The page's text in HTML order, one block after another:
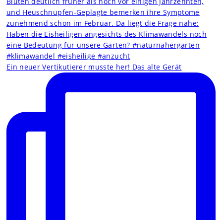
Ein neuer Vertikutierer musste her! Das alte Gerät